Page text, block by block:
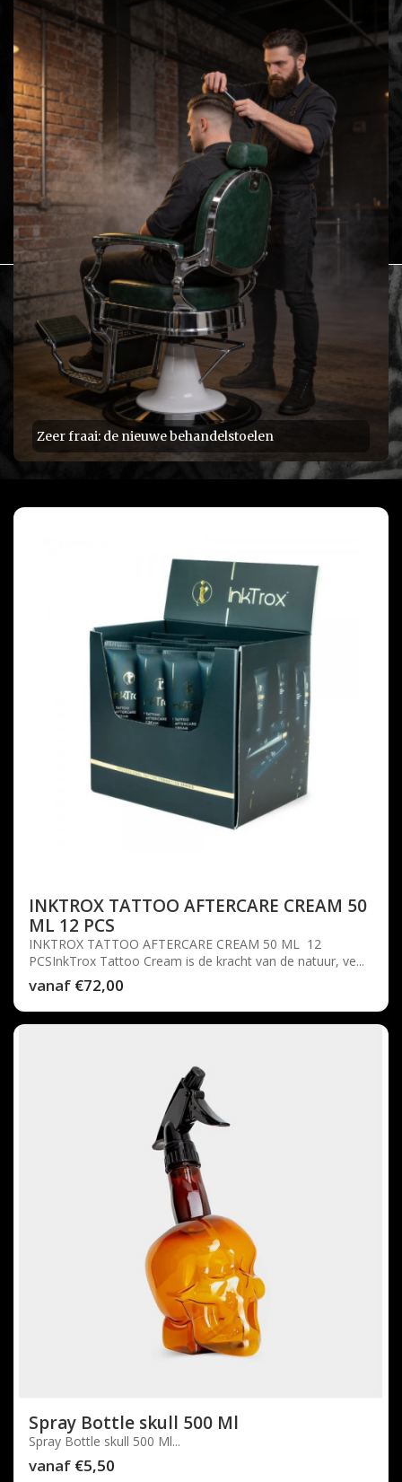
Zeer fraai: de nieuwe behandelstoelen
INKTROX TATTOO AFTERCARE CREAM 50
ML 12 PCS
INKTROX TATTOO AFTERCARE CREAM 50 ML 12
PCSInkTrox Tattoo Cream is de kracht van de natuur, ve...
vanaf €72,00
Spray Bottle skull 500 Ml
Spray Bottle skull 500 Ml...
vanaf €5,50